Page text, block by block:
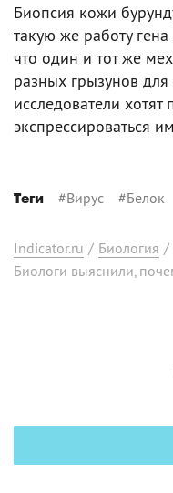
Биопсия кожи
такую же работу
что один и тот же
разных грызунов
исследователи хотят
экспрессироваться
Теги #Вирус #Белок
Indicator.ru / Биология /
Биологи выяснили,